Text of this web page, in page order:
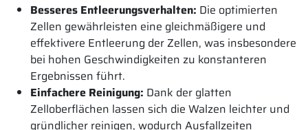
Besseres Entleerungsverhalten: Die optimierten
Zellen gewährleisten eine gleichmäßigere und
effektivere Entleerung der Zellen, was insbesondere
bei hohen Geschwindigkeiten zu konstanteren
Ergebnissen führt.
Einfachere Reinigung: Dank der glatten
Zelloberflächen lassen sich die Walzen leichter und
gründlicher reinigen, wodurch Ausfallzeiten